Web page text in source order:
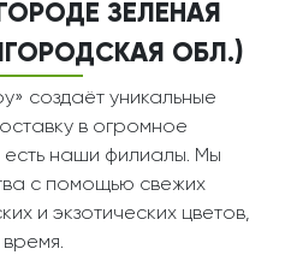
ЗЕЛЕНАЯ
ОБЛ.)
создаёт уникальные
в огромное
есть наши филиалы. Мы
с помощью свежих
и экзотических цветов,